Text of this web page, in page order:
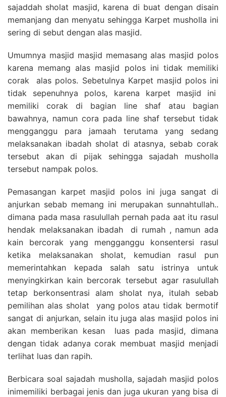
sajaddah sholat masjid, karena di buat dengan disain
memanjang dan menyatu sehingga Karpet musholla ini
sering di sebut dengan alas masjid.
Umumnya masjid masjid memasang alas masjid polos
karena memang alas masjid polos ini tidak memiliki
corak alas polos. Sebetulnya Karpet masjid polos ini
tidak sepenuhnya polos, karena karpet masjid ini
memiliki corak di bagian line shaf atau bagian
bawahnya, namun cora pada line shaf tersebut tidak
mengganggu para jamaah terutama yang sedang
melaksanakan ibadah sholat di atasnya, sebab corak
tersebut akan di pijak sehingga sajadah musholla
tersebut nampak polos.
Pemasangan karpet masjid polos ini juga sangat di
anjurkan sebab memang ini merupakan sunnahtullah..
dimana pada masa rasulullah pernah pada aat itu rasul
hendak melaksanakan ibadah di rumah , namun ada
kain bercorak yang mengganggu konsentersi rasul
ketika melaksanakan sholat, kemudian rasul pun
memerintahkan kepada salah satu istrinya untuk
menyingkirkan kain bercorak tersebut agar rasulullah
tetap berkonsentrasi alam sholat nya, itulah sebab
pemilihan alas sholat yang polos atau tidak bermotif
sangat di anjurkan, selain itu juga alas masjid polos ini
akan memberikan kesan luas pada masjid, dimana
dengan tidak adanya corak membuat masjid menjadi
terlihat luas dan rapih.
Berbicara soal sajadah musholla, sajadah masjid polos
inimemiliki berbagai jenis dan juga ukuran yang bisa di